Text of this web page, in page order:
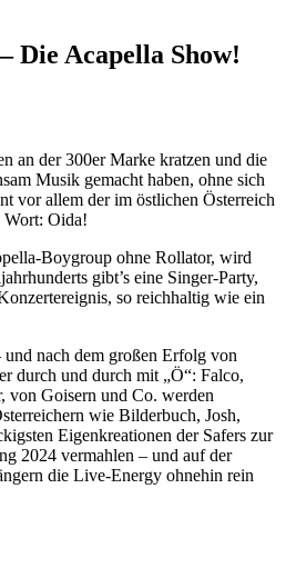
Die Acapella Show!
an der 300er Marke kratzen und die
Musik gemacht haben, ohne sich
vor allem der im östlichen Österreich
Wort: Oida!
Boygroup ohne Rollator, wird
gibt’s eine Singer-Party,
so reichhaltig wie ein
und nach dem großen Erfolg von
durch und durch mit „Ö“: Falco,
von Goisern und Co. werden
wie Bilderbuch, Josh,
Eigenkreationen der Safers zur
2024 vermahlen – und auf der
die Live-Energy ohnehin rein